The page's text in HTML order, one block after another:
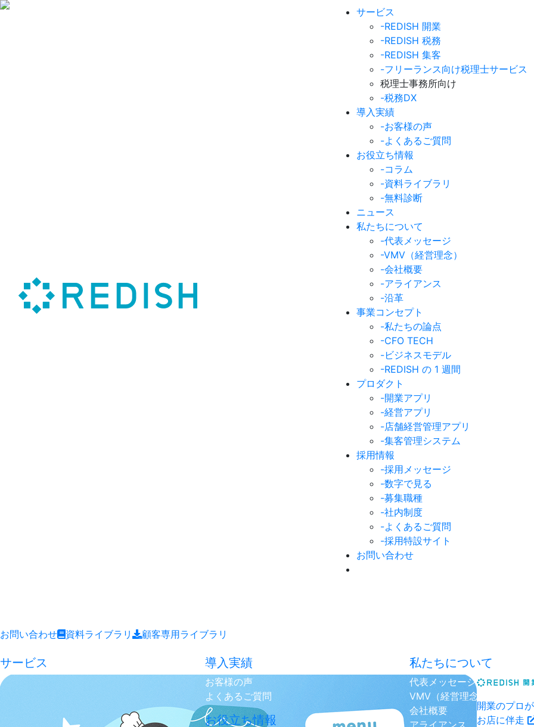
サービス
-REDISH 開業
-REDISH 税務
-REDISH 集客
-フリーランス向け税理士サービス
税理士事務所向け
-税務DX
導入実績
-お客様の声
-よくあるご質問
お役立ち情報
-コラム
-資料ライブラリ
-無料診断
ニュース
私たちについて
-代表メッセージ
-VMV（経営理念）
-会社概要
-アライアンス
-沿革
事業コンセプト
-私たちの論点
-CFO TECH
-ビジネスモデル
-REDISH の 1 週間
プロダクト
-開業アプリ
-経営アプリ
-店舗経営管理アプリ
-集客管理システム
採用情報
-採用メッセージ
-数字で見る
-募集職種
-社内制度
-よくあるご質問
-採用特設サイト
お問い合わせ
お問い合わせ 資料ライブラリ 顧客専用ライブラリ
サービス
開業のプロが
お店に伴走
導入実績
お客様の声
よくあるご質問
お役立ち情報
私たちについて
代表メッセージ
VMV（経営理念）
会社概要
アライアンス